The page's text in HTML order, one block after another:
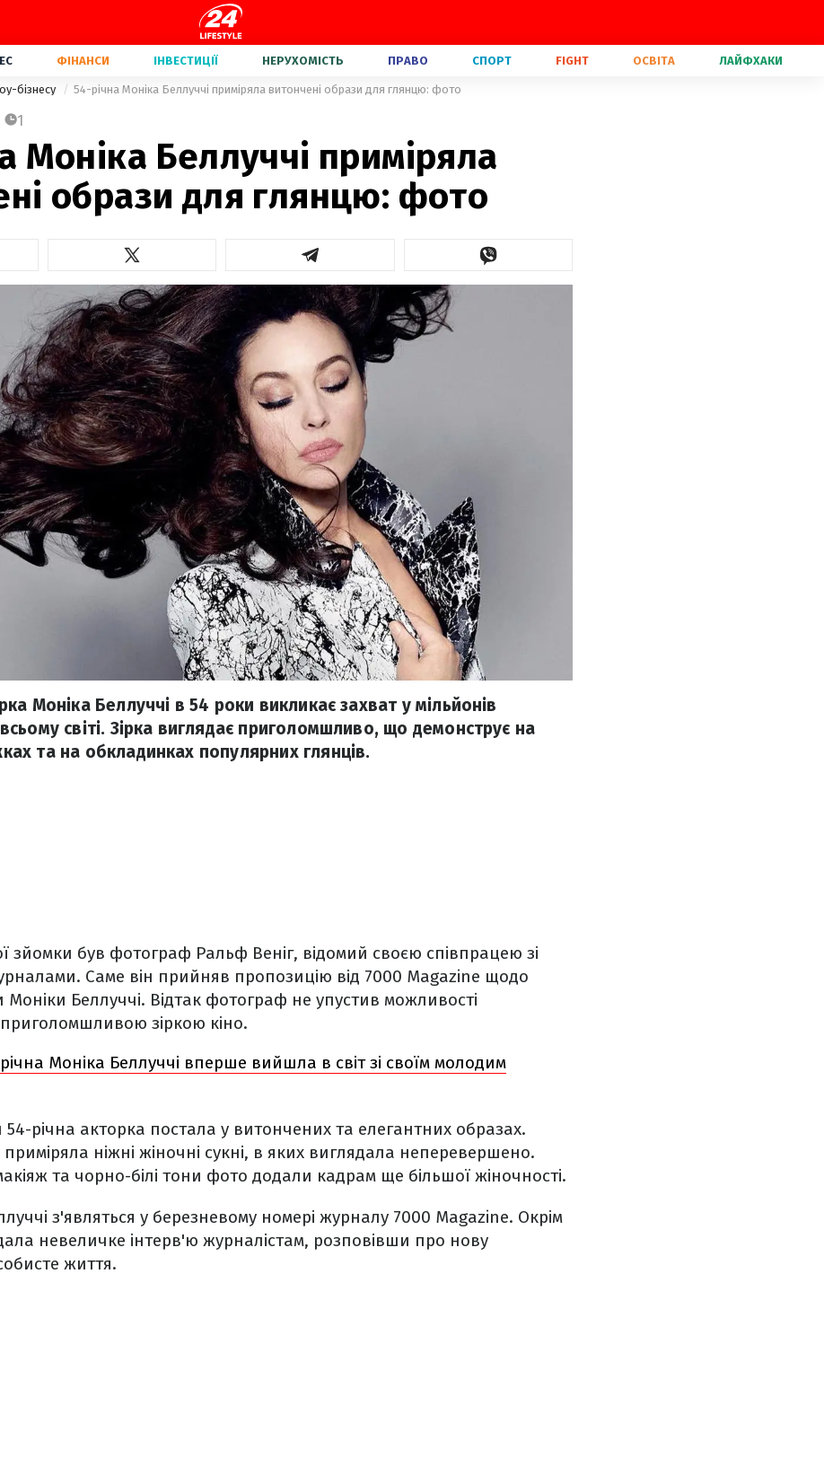
ФІНАНСИ ІНВЕСТИЦІЇ НЕРУХОМІСТЬ ПРАВО СПОРТ FIGHT ОСВІТА ЛАЙФХАКИ
бізнесу 54-річна Моніка Беллуччі приміряла витончені образи для глянцю: фото
1
Моніка Беллуччі приміряла
образи для глянцю: фото
Моніка Беллуччі в 54 роки викликає захват у мільйонів
світі. Зірка виглядає приголомшливо, що демонструє на
та на обкладинках популярних глянців.
зйомки був фотограф Ральф Веніг, відомий своєю співпрацею зі
Саме він прийняв пропозицію від 7000 Magazine щодо
Моніки Беллуччі. Відтак фотограф не упустив можливості
зіркою кіно.
Моніка Беллуччі вперше вийшла в світ зі своїм молодим
річна акторка постала у витончених та елегантних образах.
приміряла ніжні жіночні сукні, в яких виглядала неперевершено.
та чорно-білі тони фото додали кадрам ще більшої жіночності.
з'являться у березневому номері журналу 7000 Magazine. Окрім
невеличке інтерв'ю журналістам, розповівши про нову
життя.